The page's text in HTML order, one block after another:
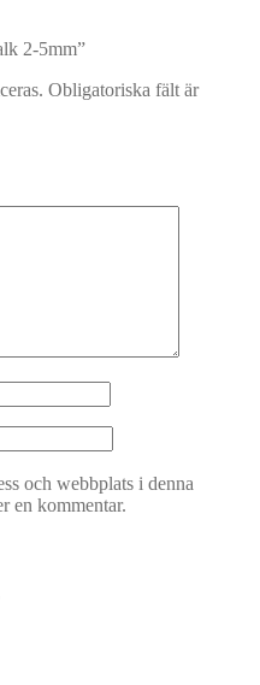
2-5mm”
Obligatoriska fält är
och webbplats i denna
en kommentar.